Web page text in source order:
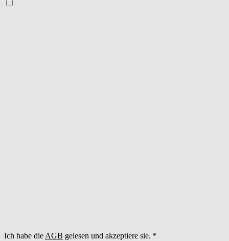
Ich habe die AGB gelesen und akzeptiere sie.